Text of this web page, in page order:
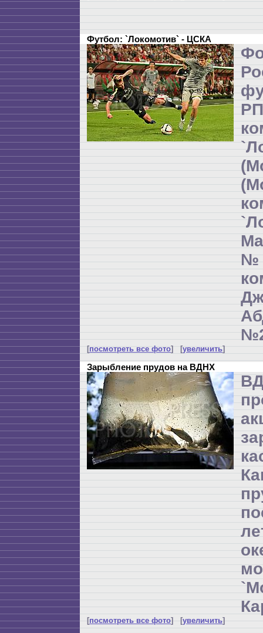
Футбол: `Локомотив` - ЦСКА
[посмотреть все фото] [увеличить]
Зарыбление прудов на ВДНХ
[посмотреть все фото] [увеличить]